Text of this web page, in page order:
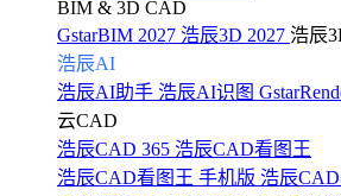
BIM & 3D CAD
GstarBIM 2027 浩辰3D 2027 浩辰
浩辰AI
浩辰AI助手 浩辰AI识图
云CAD
浩辰CAD 365 浩辰CAD看图王
浩辰CAD看图王 手机版 浩辰